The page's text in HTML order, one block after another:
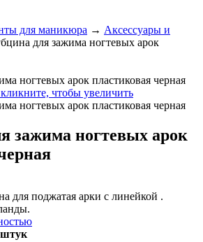
для маникюра → Аксессуары и
для зажима ногтевых арок
чтобы увеличить
зажима ногтевых арок
для поджатая арки с линейкой .
штук